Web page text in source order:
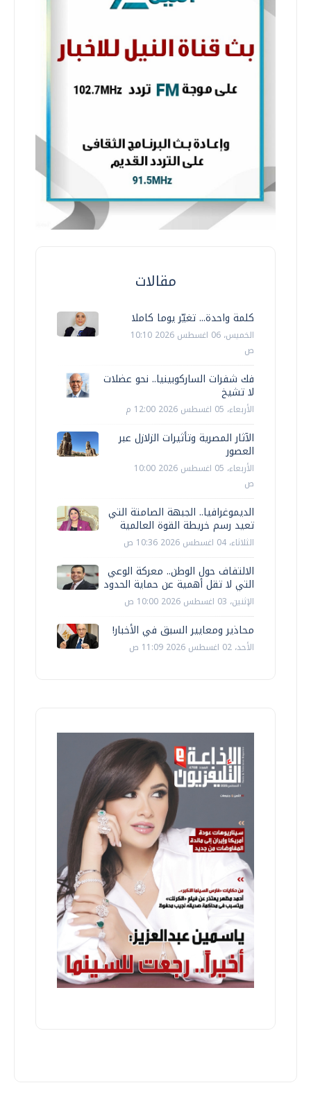
مقالات
كلمة واحدة... تغيّر يوما كاملا
الخميس، 06 اغسطس 2026 10:10
ص
فك شفرات الساركوبينيا.. نحو عضلات
لا تشيخ
الأربعاء، 05 اغسطس 2026 12:00 م
الآثار المصرية وتأثيرات الزلازل عبر
العصور
الأربعاء، 05 اغسطس 2026 10:00
ص
الديموغرافيا.. الجبهة الصامتة التي
تعيد رسم خريطة القوة العالمية
الثلاثاء، 04 اغسطس 2026 10:36 ص
الالتفاف حول الوطن.. معركة الوعي
التي لا تقل أهمية عن حماية الحدود
الإثنين، 03 اغسطس 2026 10:00 ص
محاذير ومعايير السبق في الأخبار!
الأحد، 02 اغسطس 2026 11:09 ص